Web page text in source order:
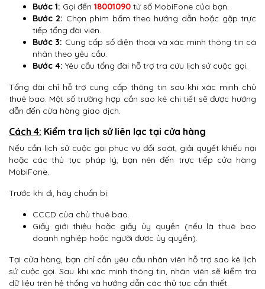
Bước 1: Gọi đến 18001090 từ số MobiFone của bạn.
Bước 2: Chọn phím bấm theo hướng dẫn hoặc gặp trực
tiếp tổng đài viên.
Bước 3: Cung cấp số điện thoại và xác minh thông tin cá
nhân theo yêu cầu.
Bước 4: Yêu cầu tổng đài hỗ trợ tra cứu lịch sử cuộc gọi.
Tổng đài chỉ hỗ trợ cung cấp thông tin sau khi xác minh chủ
thuê bao. Một số trường hợp cần sao kê chi tiết sẽ được hướng
dẫn đến cửa hàng giao dịch.
Cách 4: Kiểm tra lịch sử liên lạc tại cửa hàng
Nếu cần lịch sử cuộc gọi phục vụ đối soát, giải quyết khiếu nại
hoặc các thủ tục pháp lý, bạn nên đến trực tiếp cửa hàng
MobiFone.
Trước khi đi, hãy chuẩn bị:
CCCD của chủ thuê bao.
Giấy giới thiệu hoặc giấy ủy quyền (nếu là thuê bao
doanh nghiệp hoặc người được ủy quyền).
Tại cửa hàng, bạn chỉ cần yêu cầu nhân viên hỗ trợ sao kê lịch
sử cuộc gọi. Sau khi xác minh thông tin, nhân viên sẽ kiểm tra
dữ liệu trên hệ thống và hướng dẫn các thủ tục cần thiết.